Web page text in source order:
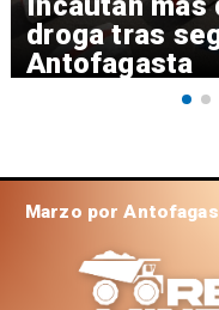
droga tras
Antofagasta
Marzo por